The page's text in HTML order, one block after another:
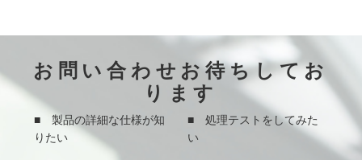
お問い合わせお待ちしてお
ります
■ 製品の詳細な仕様が知
りたい
■ 処理テストをしてみた
い